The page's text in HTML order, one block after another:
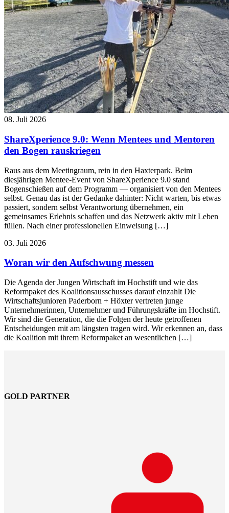
08. Juli 2026
ShareXperience 9.0: Wenn Mentees und Mentoren
den Bogen rauskriegen
Raus aus dem Meetingraum, rein in den Haxterpark. Beim
diesjährigen Mentee-Event von ShareXperience 9.0 stand
Bogenschießen auf dem Programm — organisiert von den Mentees
selbst. Genau das ist der Gedanke dahinter: Nicht warten, bis etwas
passiert, sondern selbst Verantwortung übernehmen, ein
gemeinsames Erlebnis schaffen und das Netzwerk aktiv mit Leben
füllen. Nach einer professionellen Einweisung […]
03. Juli 2026
Woran wir den Aufschwung messen
Die Agenda der Jungen Wirtschaft im Hochstift und wie das
Reformpaket des Koalitionsausschusses darauf einzahlt Die
Wirtschaftsjunioren Paderborn + Höxter vertreten junge
Unternehmerinnen, Unternehmer und Führungskräfte im Hochstift.
Wir sind die Generation, die die Folgen der heute getroffenen
Entscheidungen mit am längsten tragen wird. Wir erkennen an, dass
die Koalition mit ihrem Reformpaket an wesentlichen […]
GOLD PARTNER